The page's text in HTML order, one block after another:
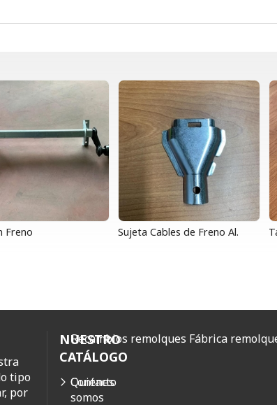
Freno Sujeta Cables de Freno Al.
tipo
por
NUESTRO
CATÁLOGO
Quiénes
somos
Contacto
Recambios remolques Fábrica